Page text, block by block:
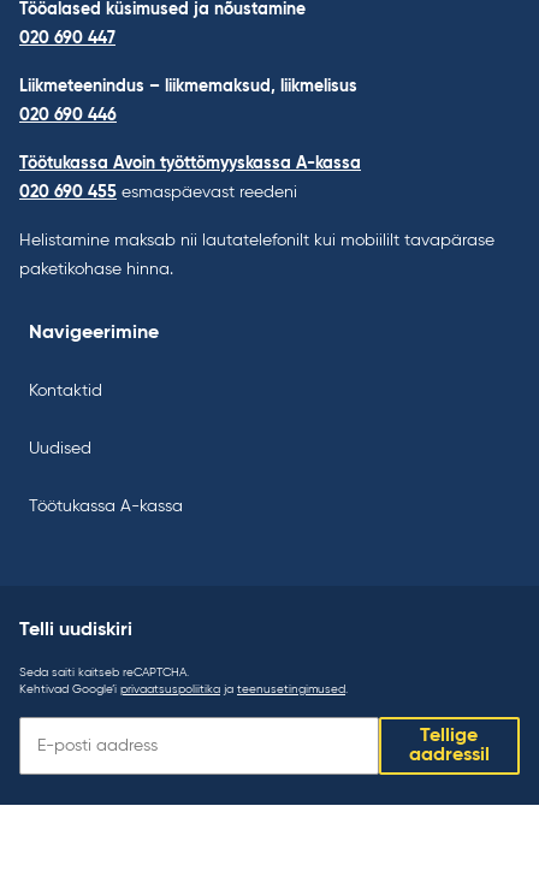
Tööalased küsimused ja nõustamine
020 690 447
Liikmeteenindus – liikmemaksud, liikmelisus
020 690 446
Töötukassa Avoin työttömyyskassa A-kassa
020 690 455 esmaspäevast reedeni
Helistamine maksab nii lautatelefonilt kui mobiililt tavapärase
paketikohase hinna.
Navigeerimine
Kontaktid
Uudised
Töötukassa A-kassa
Telli uudiskiri
Seda saiti kaitseb reCAPTCHA.
Kehtivad Google’i privaatsuspoliitika ja teenusetingimused.
uudiskiri:
Tellige
aadressil